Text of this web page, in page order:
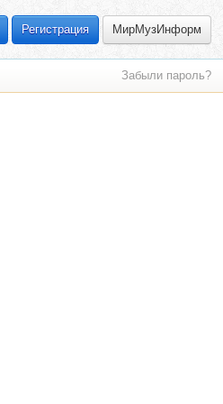
Регистрация МирМузИнформ
Забыли пароль?